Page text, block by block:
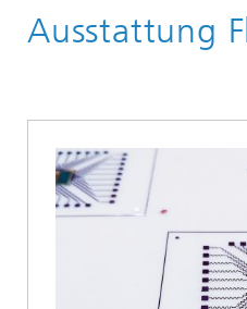
Abteilungen
System-on-Flex
Ausstattung